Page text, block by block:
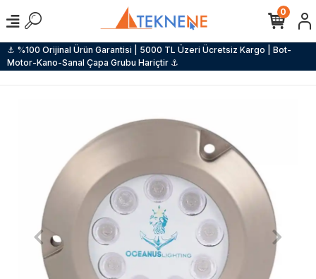
⚓ %100 Orijinal Ürün Garantisi | 5000 TL Üzeri Ücretsiz Kargo | Bot-
Motor-Kano-Sanal Çapa Grubu Hariçtir ⚓
0